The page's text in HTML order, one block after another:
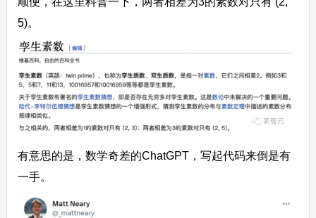
5)。
有意思的是，数学奇差的ChatGPT，写起代码来倒是有
一手。